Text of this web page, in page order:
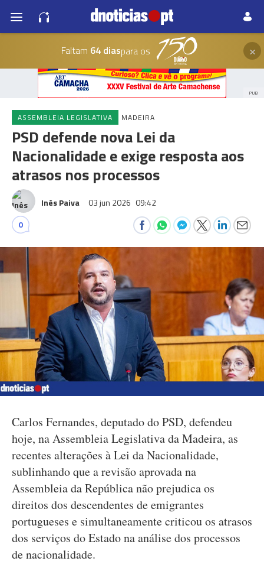
Faltam 64 diaspara os ×
PUB
ASSEMBLEIA LEGISLATIVA MADEIRA
PSD defende nova Lei da
Nacionalidade e exige resposta aos
atrasos nos processos
Inês Paiva 03 jun 2026 09:42
0
Carlos Fernandes, deputado do PSD, defendeu
hoje, na Assembleia Legislativa da Madeira, as
recentes alterações à Lei da Nacionalidade,
sublinhando que a revisão aprovada na
Assembleia da República não prejudica os
direitos dos descendentes de emigrantes
portugueses e simultaneamente criticou os atrasos
dos serviços do Estado na análise dos processos
de nacionalidade.